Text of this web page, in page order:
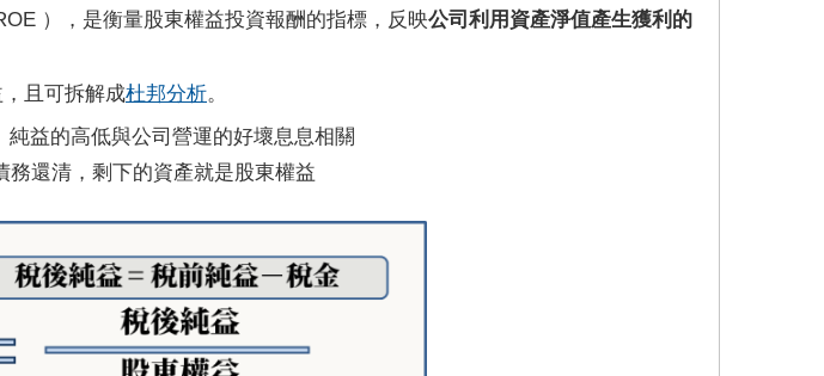
），是衡量股東權益投資報酬的指標，反映公司利用資產淨值產生獲利的
且可拆解成杜邦分析。
益的高低與公司營運的好壞息息相關
還清，剩下的資產就是股東權益